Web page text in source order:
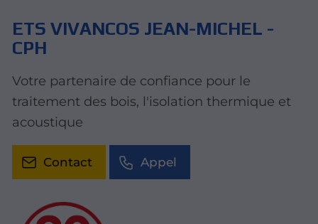
ETS VIVANCOS JEAN-MICHEL -
CPH
Votre partenaire de confiance pour le
traitement des bois, l'isolation thermique et
acoustique
Contact Appel